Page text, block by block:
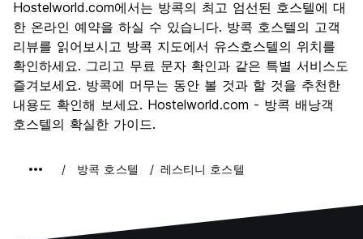
문화
8.8
나이트 라이프
8.6
가격 대비 만족도
8.6
Hostelworld.com에서는 방콕의 최고 엄선된 호스텔에 대
한 온라인 예약을 하실 수 있습니다. 방콕 호스텔의 고객
리뷰를 읽어보시고 방콕 지도에서 유스호스텔의 위치를
확인하세요. 그리고 무료 문자 확인과 같은 특별 서비스도
즐겨보세요. 방콕에 머무는 동안 볼 것과 할 것을 추천한
내용도 확인해 보세요. Hostelworld.com - 방콕 배낭객
호스텔의 확실한 가이드.
방콕 호스텔 레스티니 호스텔